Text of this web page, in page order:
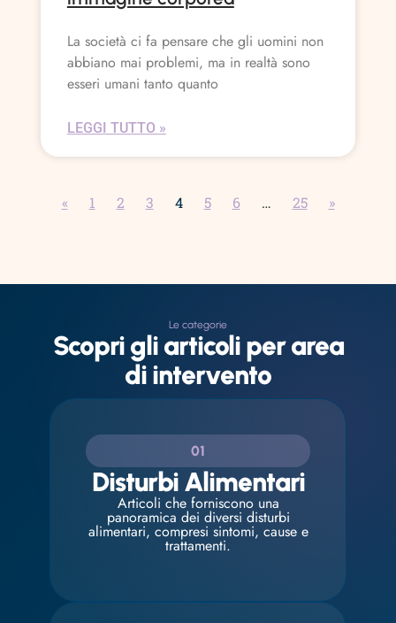
La società ci fa pensare che gli uomini non
abbiano mai problemi, ma in realtà sono
esseri umani tanto quanto
LEGGI TUTTO »
« 1 2 3 4 5 6 … 25 »
Le categorie
Scopri gli articoli per area
di intervento
01
Disturbi Alimentari
Articoli che forniscono una
panoramica dei diversi disturbi
alimentari, compresi sintomi, cause e
trattamenti.